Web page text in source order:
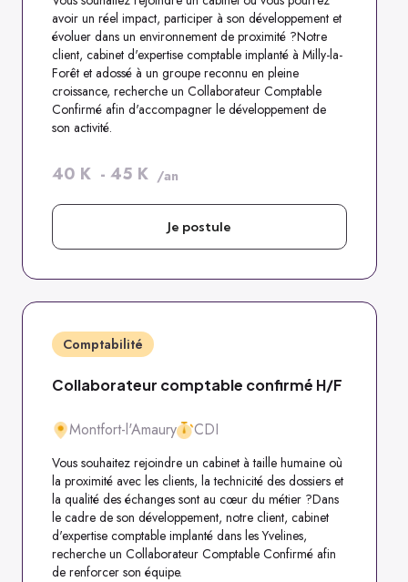
avoir un réel impact, participer à son développement et
évoluer dans un environnement de proximité ?Notre
client, cabinet d'expertise comptable implanté à Milly-la-
Forêt et adossé à un groupe reconnu en pleine
croissance, recherche un Collaborateur Comptable
Confirmé afin d'accompagner le développement de
son activité.
40 K - 45 K /an
Je postule
Comptabilité
Collaborateur comptable confirmé H/F
Montfort-l'Amaury CDI
Vous souhaitez rejoindre un cabinet à taille humaine où
la proximité avec les clients, la technicité des dossiers et
la qualité des échanges sont au cœur du métier ?Dans
le cadre de son développement, notre client, cabinet
d'expertise comptable implanté dans les Yvelines,
recherche un Collaborateur Comptable Confirmé afin
de renforcer son équipe.